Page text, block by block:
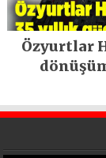
Özyurtlar